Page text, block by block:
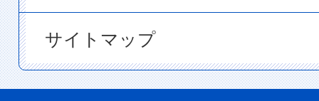
サイトマップ